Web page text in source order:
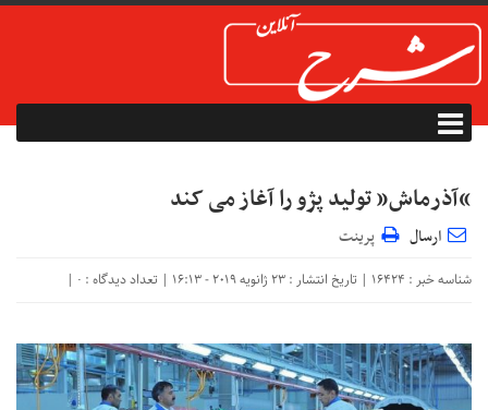
“آذرماش” تولید پژو را آغاز می کند
ارسال پرینت
شناسه خبر : 16424 | تاریخ انتشار : 23 ژانویه 2019 - 16:13 | تعداد دیدگاه : ۰ |